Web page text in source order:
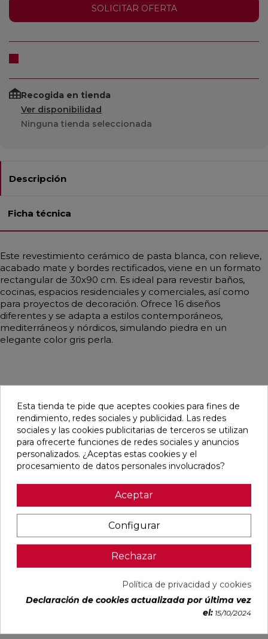
SOLICITAR OFERTA
Recogida en tienda
Ver disponibilidad
Ninguna tienda seleccionada
Descripción
Ficha técnica
Este revestimiento cerámico de pasta blanca, con relieve,
acabado mate y bordes rectificados, viene en un formato
rectangular de 30x90 cm. Es ideal para revestir baños,
cocinas, espacios residenciales y comerciales, así como
para proyectos de decoración. Ofrece 16 diseños
diferentes y se adapta a estilos contemporáneos,
mediterráneos y nórdicos, simulando piedra en un
elegante color gris perla.
Pensamos que te puede interesar
AVART
MATE
33,3X55
77511708
favorite
AVART
MATE
33,3X55
77511709
Navarti
favorite
CHROMATIC
DECOR
FICUS TALCO
MATE
33,3X100
RECTIFICADO
Ref:
91118470ceràmica
32,55 €
incl.)
favorite
BORNEO
30X75
RECTIFICADO
93501856
incl.)
VER MÁS
Esta tienda te pide que aceptes cookies para fines de
rendimiento, redes sociales y publicidad. Las redes
sociales y las cookies publicitarias de terceros se utilizan
para ofrecerte funciones de redes sociales y anuncios
personalizados. ¿Aceptas estas cookies y el
procesamiento de datos personales involucrados?
Aceptar
Configurar
Rechazar
Política de privacidad y cookies
Declaración de cookies actualizada por última vez
el: 15/10/2024